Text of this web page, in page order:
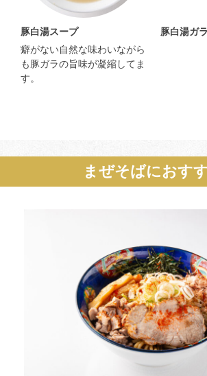
豚白湯スープ
癖がない自然な味わいながら
も豚ガラの旨味が凝縮してま
す。
豚白湯ガ
まぜそばにおす